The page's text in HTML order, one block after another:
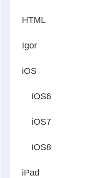
HTML
Igor
iOS
iOS6
iOS7
iOS8
iPad